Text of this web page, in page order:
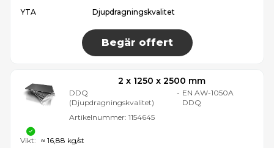
YTA
Djupdragningskvalitet
Begär offert
2 x 1250 x 2500 mm
DDQ
(Djupdragningskvalitet)
- EN AW-1050A
DDQ
Artikelnummer: 1154645
Vikt: ≈ 16,88 kg/st